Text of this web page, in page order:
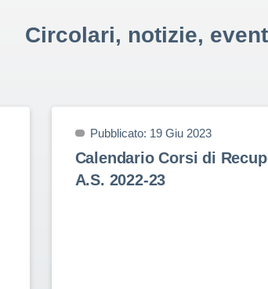
Circolari, notizie,
Pubblicato: 19 Giu 2023
Calendario Corsi di
A.S. 2022-23